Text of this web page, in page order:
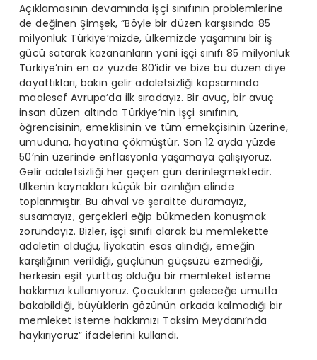
Açıklamasının devamında işçi sınıfının problemlerine
de değinen Şimşek, ”Böyle bir düzen karşısında 85
milyonluk Türkiye’mizde, ülkemizde yaşamını bir iş
gücü satarak kazananların yani işçi sınıfı 85 milyonluk
Türkiye’nin en az yüzde 80’idir ve bize bu düzen diye
dayattıkları, bakın gelir adaletsizliği kapsamında
maalesef Avrupa’da ilk sıradayız. Bir avuç, bir avuç
insan düzen altında Türkiye’nin işçi sınıfının,
öğrencisinin, emeklisinin ve tüm emekçisinin üzerine,
umuduna, hayatına çökmüştür. Son 12 ayda yüzde
50’nin üzerinde enflasyonla yaşamaya çalışıyoruz.
Gelir adaletsizliği her geçen gün derinleşmektedir.
Ülkenin kaynakları küçük bir azınlığın elinde
toplanmıştır. Bu ahval ve şeraitte duramayız,
susamayız, gerçekleri eğip bükmeden konuşmak
zorundayız. Bizler, işçi sınıfı olarak bu memlekette
adaletin olduğu, liyakatin esas alındığı, emeğin
karşılığının verildiği, güçlünün güçsüzü ezmediği,
herkesin eşit yurttaş olduğu bir memleket isteme
hakkımızı kullanıyoruz. Çocukların geleceğe umutla
bakabildiği, büyüklerin gözünün arkada kalmadığı bir
memleket isteme hakkımızı Taksim Meydanı’nda
haykırıyoruz” ifadelerini kullandı.